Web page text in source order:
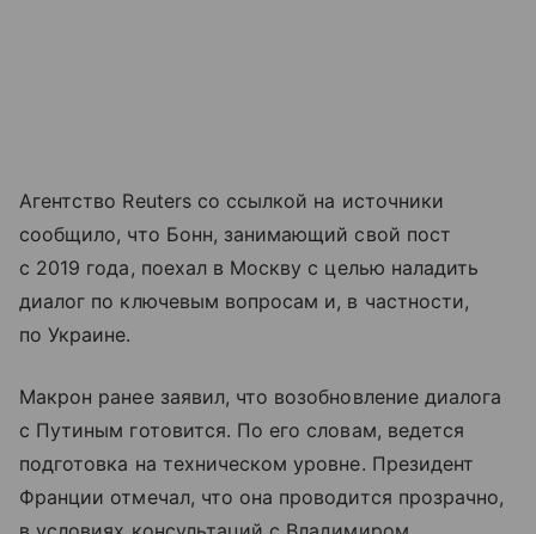
Агентство Reuters со ссылкой на источники
сообщило, что Бонн, занимающий свой пост
с 2019 года, поехал в Москву с целью наладить
диалог по ключевым вопросам и, в частности,
по Украине.
Макрон ранее заявил, что возобновление диалога
с Путиным готовится. По его словам, ведется
подготовка на техническом уровне. Президент
Франции отмечал, что она проводится прозрачно,